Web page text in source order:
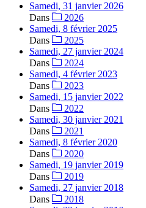
Samedi, 31 janvier 2026
Dans
2026
Samedi, 8 février 2025
Dans
2025
Samedi, 27 janvier 2024
Dans
2024
Samedi, 4 février 2023
Dans
2023
Samedi, 15 janvier 2022
Dans
2022
Samedi, 30 janvier 2021
Dans
2021
Samedi, 8 février 2020
Dans
2020
Samedi, 19 janvier 2019
Dans
2019
Samedi, 27 janvier 2018
Dans
2018